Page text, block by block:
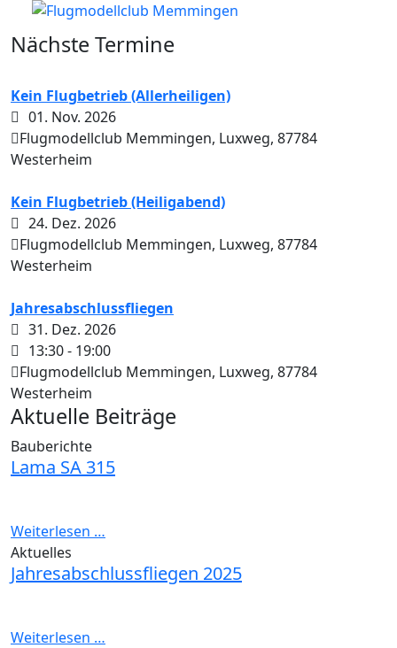
Nächste Termine
Kein Flugbetrieb (Allerheiligen)
01. Nov. 2026
Flugmodellclub Memmingen, Luxweg, 87784
Westerheim
Kein Flugbetrieb (Heiligabend)
24. Dez. 2026
Flugmodellclub Memmingen, Luxweg, 87784
Westerheim
Jahresabschlussfliegen
31. Dez. 2026
13:30- 19:00
Flugmodellclub Memmingen, Luxweg, 87784
Westerheim
Aktuelle Beiträge
Bauberichte
Lama SA 315
Weiterlesen …
Aktuelles
Jahresabschlussfliegen 2025
Weiterlesen …